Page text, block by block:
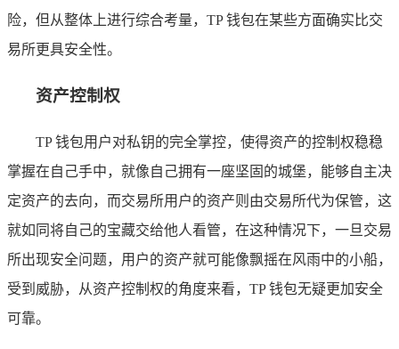
险，但从整体上进行综合考量，TP 钱包在某些方面确实比交
易所更具安全性。
资产控制权
TP 钱包用户对私钥的完全掌控，使得资产的控制权稳稳
掌握在自己手中，就像自己拥有一座坚固的城堡，能够自主决
定资产的去向，而交易所用户的资产则由交易所代为保管，这
就如同将自己的宝藏交给他人看管，在这种情况下，一旦交易
所出现安全问题，用户的资产就可能像飘摇在风雨中的小船，
受到威胁，从资产控制权的角度来看，TP 钱包无疑更加安全
可靠。